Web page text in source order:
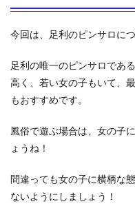
今回は、足利のピンサロに
足利の唯一のピンサロであ
高く、若い女の子もいて、
もおすすめです。
風俗で遊ぶ場合は、女の子
ょうね！
間違っても女の子に横柄な
ないようにしましょう！